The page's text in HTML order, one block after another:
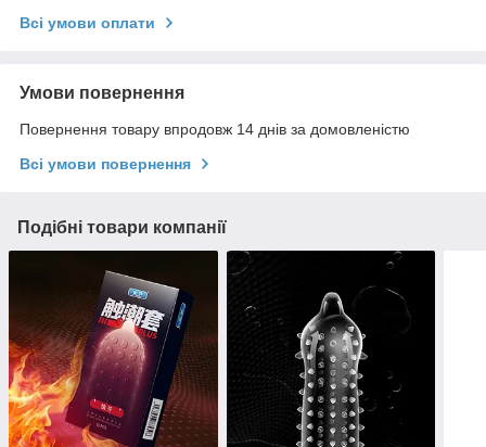
Всі умови оплати
Умови повернення
Повернення товару впродовж 14 днів за домовленістю
Всі умови повернення
Подібні товари компанії